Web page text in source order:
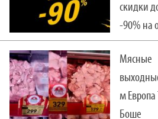
скидки
-90% на
и сумки!
Мясные
м Европа
Боше